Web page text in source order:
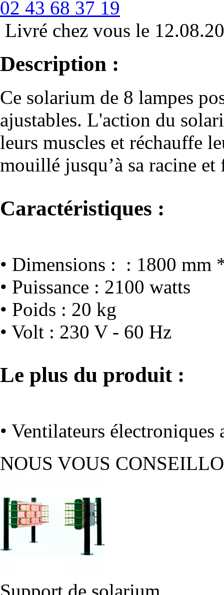
02 43 68 37 19
Livré chez vous le
Description :
Ce solarium de 8 lampes
ajustables. L'action du
leurs muscles et réchauffe
mouillé jusqu’à sa racine
Caractéristiques :
• Dimensions : : 1800 mm
• Puissance : 2100 watts
• Poids : 20 kg
• Volt : 230 V - 60 Hz
Le plus du produit :
• Ventilateurs électroniques
NOUS VOUS